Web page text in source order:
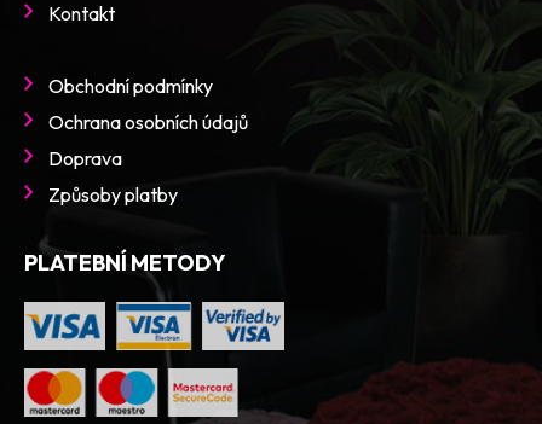
Kontakt
Obchodní podmínky
Ochrana osobních údajů
Doprava
Způsoby platby
PLATEBNÍ METODY